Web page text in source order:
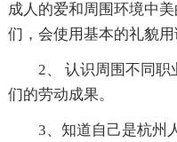
成人的爱和周围环境中
们，会使用基本的礼貌用
2、 认识周围不同
们的劳动成果。
3、知道自己是杭州